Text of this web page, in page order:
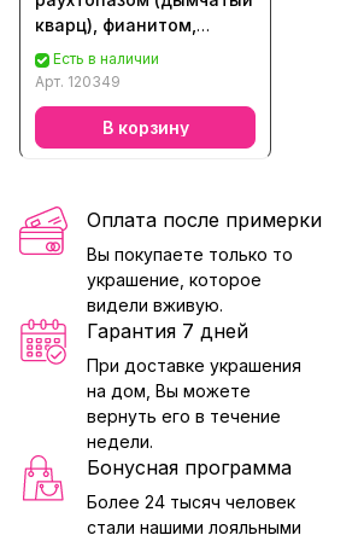
кварц), фианитом,
аметистом, топазом,
кварцем, хризолитом,
цитрином
Есть в наличии
Арт. 120349
В корзину
Оплата после примерки
Вы покупаете только то
украшение, которое
видели вживую.
Гарантия 7 дней
При доставке украшения
на дом, Вы можете
вернуть его в течение
недели.
Бонусная программа
Более 24 тысяч человек
стали нашими лояльными